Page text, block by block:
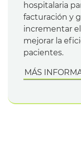
hospitalaria
facturación y
incrementar
mejorar la
pacientes.
MÁS